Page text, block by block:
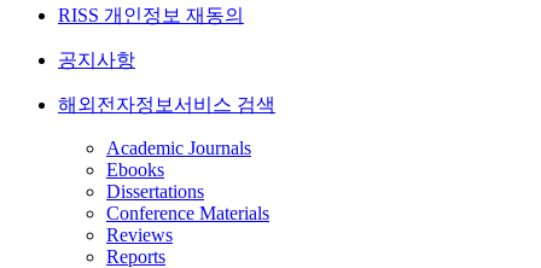
RISS 개인정보 재동의
공지사항
해외전자정보서비스 검색
Academic Journals
Ebooks
Dissertations
Conference Materials
Reviews
Reports